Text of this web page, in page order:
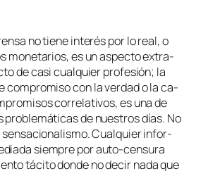
no tie­ne in­te­rés por lo real, o
mo­ne­ta­rios, es un as­pec­to ex­tra­
de ca­si cual­quier pro­fe­sión; la
com­pro­mi­so con la ver­dad o la ca­
co­rre­la­ti­vos, es una de
pro­ble­má­ti­cas de nues­tros días. No
sen­sa­cio­na­lis­mo. Cualquier in­for­
siem­pre por auto-censura
tá­ci­to don­de no de­cir na­da que